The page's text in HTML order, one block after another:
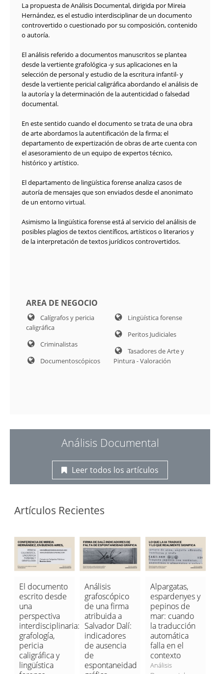
La propuesta de Análisis Documental, dirigida por Mireia
Hernández, es el estudio interdisciplinar de un documento
controvertido o cuestionado por su composición, contenido
o autoría.
El análisis referido a documentos manuscritos se plantea
desde la vertiente grafológica -y sus aplicaciones en la
selección de personal y estudio de la escritura infantil- y
desde la vertiente pericial caligráfica abordando el análisis de
la autoría y la determinación de la autenticidad o falsedad
documental.
En este sentido cuando el documento se trata de una obra
de arte abordamos la autentificación de la firma; el
departamento de expertización de obras de arte cuenta con
el asesoramiento de un equipo de expertos técnico,
histórico y artístico.
El departamento de lingüística forense analiza casos de
autoría de mensajes que son enviados desde el anonimato
de un entorno virtual.
Asimismo la lingüística forense está al servicio del análisis de
posibles plagios de textos científicos, artísticos o literarios y
de la interpretación de textos jurídicos controvertidos.
AREA DE NEGOCIO
Calígrafos y pericia
caligráfica
Criminalistas
Documentoscópicos
Lingüística forense
Peritos Judiciales
Tasadores de Arte y
Pintura - Valoración
Análisis Documental
Leer todos los artículos
Artículos Recientes
El documento
escrito desde
una
perspectiva
interdisciplinaria:
grafología,
pericia
caligráfica y
lingüística
Análisis
grafoscópico
de una firma
atribuida a
Salvador Dalí:
indicadores
de ausencia
de
espontaneidad
Alpargatas,
espardenyes y
pepinos de
mar: cuando
la traducción
automática
falla en el
contexto
Análisis